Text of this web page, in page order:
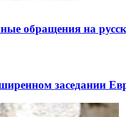
обращения на
заседании